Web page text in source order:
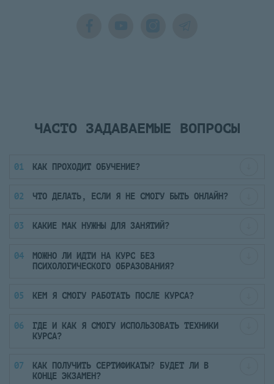
ЧАСТО ЗАДАВАЕМЫЕ ВОПРОСЫ
КАК ПРОХОДИТ ОБУЧЕНИЕ?
ЧТО ДЕЛАТЬ, ЕСЛИ Я НЕ СМОГУ БЫТЬ ОНЛАЙН?
КАКИЕ МАК НУЖНЫ ДЛЯ ЗАНЯТИЙ?
МОЖНО ЛИ ИДТИ НА КУРС БЕЗ
ПСИХОЛОГИЧЕСКОГО ОБРАЗОВАНИЯ?
КЕМ Я СМОГУ РАБОТАТЬ ПОСЛЕ КУРСА?
ГДЕ И КАК Я СМОГУ ИСПОЛЬЗОВАТЬ ТЕХНИКИ
КУРСА?
КАК ПОЛУЧИТЬ СЕРТИФИКАТЫ? БУДЕТ ЛИ В
КОНЦЕ ЭКЗАМЕН?